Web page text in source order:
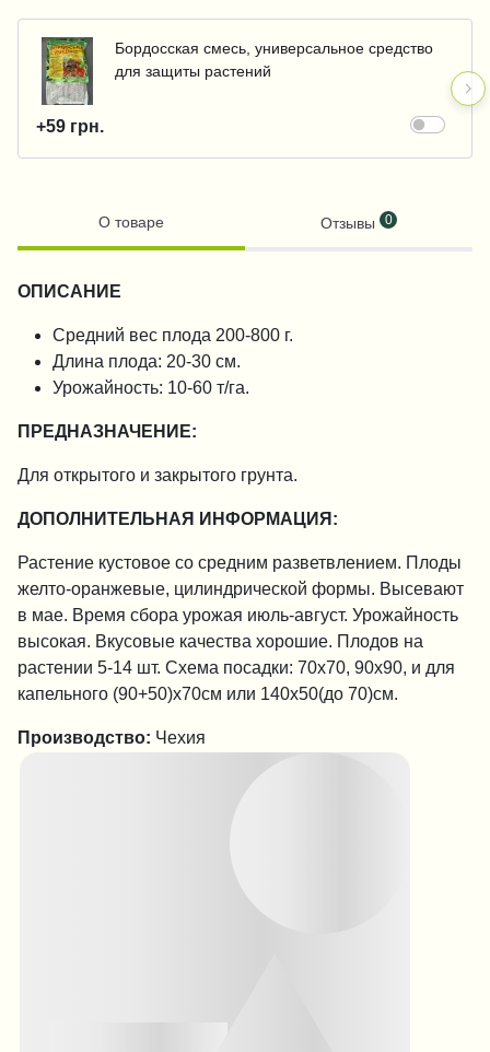
Бордосская смесь, универсальное средство
для защиты растений
+59 грн.
О товаре Отзывы 0
ОПИСАНИЕ
Средний вес плода 200-800 г.
Длина плода: 20-30 см.
Урожайность: 10-60 т/га.
ПРЕДНАЗНАЧЕНИЕ:
Для открытого и закрытого грунта.
ДОПОЛНИТЕЛЬНАЯ ИНФОРМАЦИЯ:
Растение кустовое со средним разветвлением. Плоды
желто-оранжевые, цилиндрической формы. Высевают
в мае. Время сбора урожая июль-август. Урожайность
высокая. Вкусовые качества хорошие. Плодов на
растении 5-14 шт. Схема посадки: 70х70, 90х90, и для
капельного (90+50)х70см или 140х50(до 70)см.
Производство: Чехия